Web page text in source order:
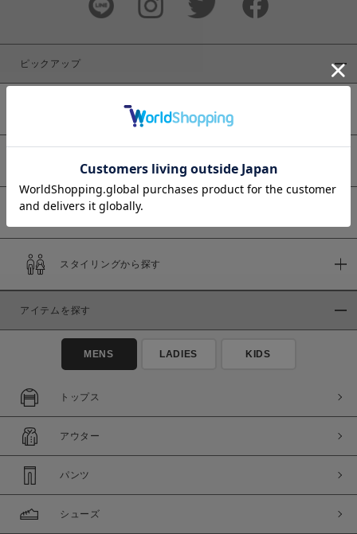
商品タイプ
通常商品
セール価格
在庫
在庫あり
ピックアップ
予約商品
スタイリングから探す
アイテムを探す
MENS LADIES KIDS
トップス
アウター
パンツ
シューズ